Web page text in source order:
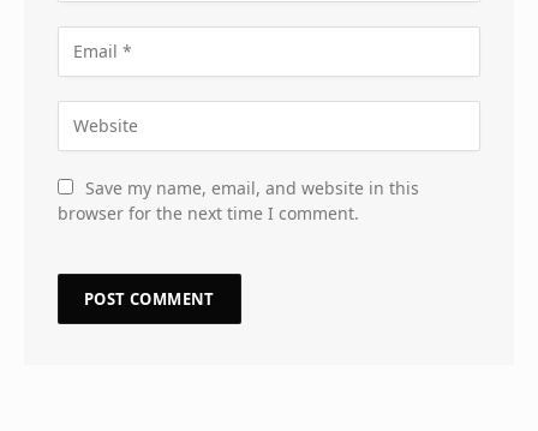
Save my name, email, and website in this
browser for the next time I comment.